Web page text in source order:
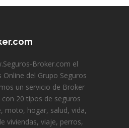
Broker.com el
Online del Grupo Seguros
un servicio de Broker
con 20 tipos de seguros
moto, hogar, salud, vida,
viviendas, viaje, perros,